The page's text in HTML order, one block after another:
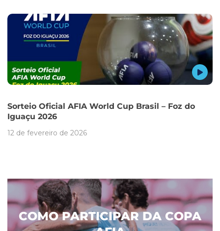
Sorteio Oficial AFIA World Cup Brasil – Foz do
Iguaçu 2026
12 de fevereiro de 2026
COMO PARTICIPAR DA COPA